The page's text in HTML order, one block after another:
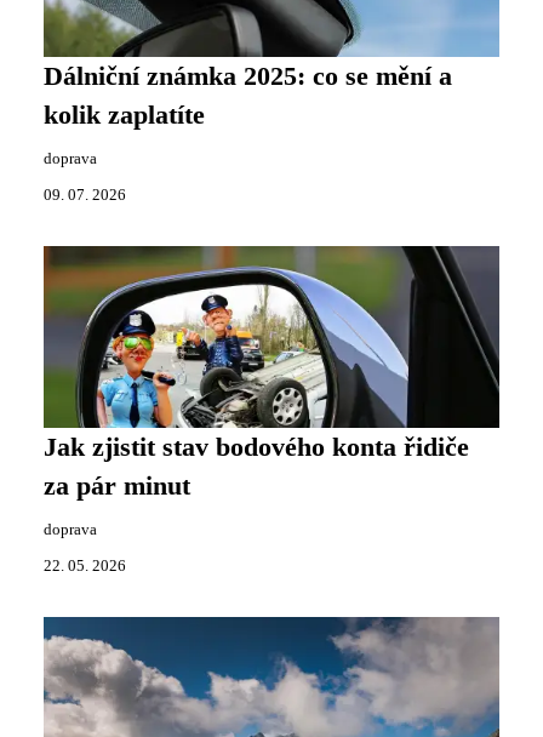
Dálniční známka 2025: co se mění a
kolik zaplatíte
doprava
09. 07. 2026
Jak zjistit stav bodového konta řidiče
za pár minut
doprava
22. 05. 2026